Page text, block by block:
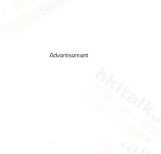
Advertisement